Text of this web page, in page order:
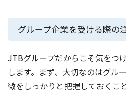
グループ企業を受ける際の
JTBグループだからこそ気をつ
します。まず、大切なのはグル
徴をしっかりと把握しておくこ